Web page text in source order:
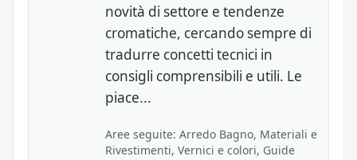
novità di settore e tendenze
cromatiche, cercando sempre di
tradurre concetti tecnici in
consigli comprensibili e utili. Le
piace...
Aree seguite: Arredo Bagno, Materiali e
Rivestimenti, Vernici e colori, Guide